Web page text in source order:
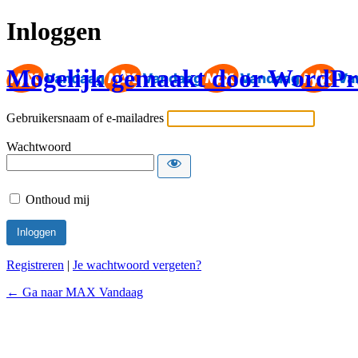
Inloggen
Mogelijk gemaakt door
Gebruikersnaam of e-mailadres
Wachtwoord
Onthoud mij
Registreren | Je wachtwoord vergeten?
← Ga naar MAX Vandaag